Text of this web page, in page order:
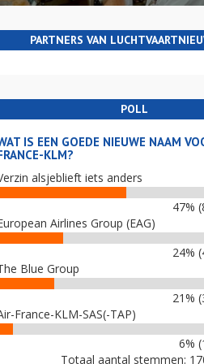
PARTNERS VAN
POLL
IS EEN GOEDE NIEUWE NAAM
KLM?
alsjeblieft iets anders
47%
Airlines Group (EAG)
24%
Blue Group
21%
France-KLM-SAS(-TAP)
6%
Totaal aantal stemmen: